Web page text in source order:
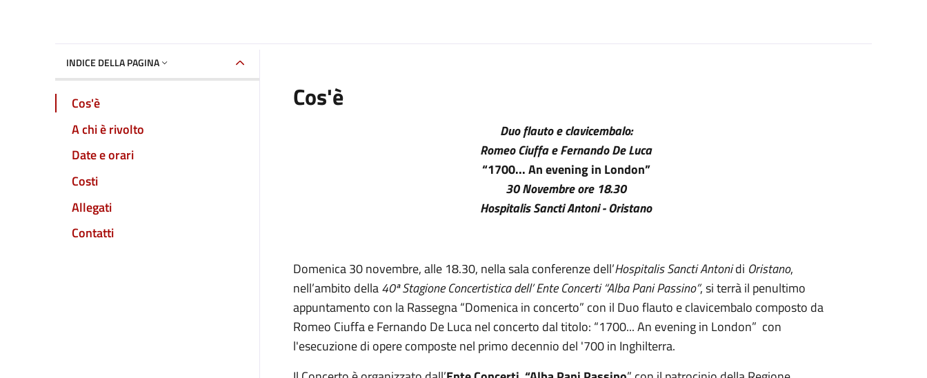
INDICE DELLA PAGINA
Cos'è
A chi è rivolto
Date e orari
Costi
Allegati
Contatti
Cos'è
Duo flauto e clavicembalo:
Romeo Ciuffa e Fernando De Luca
“1700...An evening in London”
30 Novembre ore 18.30
Hospitalis Sancti Antoni - Oristano
Domenica 30 novembre, alle 18.30, nella sala conferenze dell’Hospitalis Sancti Antonidi Oristano,
nell’ambito della40ª Stagione Concertistica dell’ Ente Concerti “Alba Pani Passino”, si terrà il penultimo
appuntamento con la Rassegna “Domenica in concerto” con il Duo flauto e clavicembalo composto da
Romeo Ciuffa e Fernando De Luca nel concerto dal titolo: “1700... An evening in London” con
l'esecuzione di opere composte nel primo decennio del '700 in Inghilterra.